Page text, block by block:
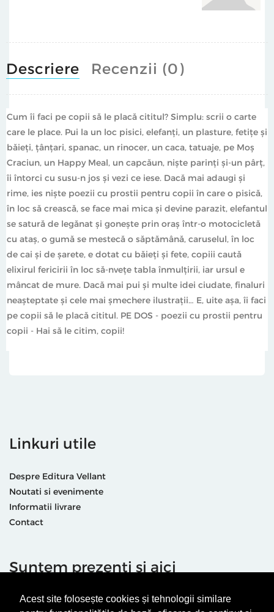
Acest site folosește cookies și tehnologii similare
Descriere Recenzii (0)
Cum îi faci pe copii să le placă cititul? Simplu: scrii o carte
care le place. Pui la un loc pisici, elefanți, un plasture, fetițe și
băieți, țânțari, spanac, un rinocer, un caca, tatuaje, pe Moș
Craciun, un Happy Meal, un capcăun, niște parinți și-un pârț,
îi întorci cu susu-n jos și vezi ce iese. Dacă mai adaugi și
rime, ies niște poezii cu prostii pentru copii în care o pisică,
în loc să crească, se face mai mica și devine parazit, elefantul
se satură de legănat și gonește prin oraș într-o motocicletă
cu ataș, o gumă se mestecă o săptămână, caruselul, în loc
de cai și de șarete, e dotat cu băieți și fete, copiii caută
elixirul fericirii în loc să-nvețe tabla înmulțirii, iar ursul e
mâncat de mure. Dacă mai pui și multe idei ciudate, finaluri
neașteptate și cele mai șmechere ilustrații… E, uite așa, îi faci
pe copii să le placă cititul. PE DOS - poezii cu prostii pentru
copii - Hai să le citim, copii!
Linkuri utile
Despre Editura Vellant
Noutati si evenimente
Informatii livrare
Contact
Suntem prezenti și aici